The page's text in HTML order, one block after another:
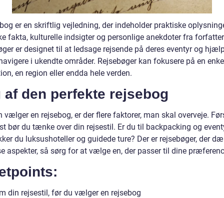
er en skriftlig vejledning, der indeholder praktiske
fakta, kulturelle indsigter og personlige anekdoter fra
er designet til at ledsage rejsende på deres eventyr og
i ukendte områder. Rejsebøger kan fokusere på en
en region eller endda hele verden.
af den perfekte rejsebog
vælger en rejsebog, er der flere faktorer, man skal overveje.
bør du tænke over din rejsestil. Er du til backpacking og
du luksushoteller og guidede ture? Der er rejsebøger, der
aspekter, så sørg for at vælge en, der passer til dine
din rejsestil, før du vælger en rejsebog